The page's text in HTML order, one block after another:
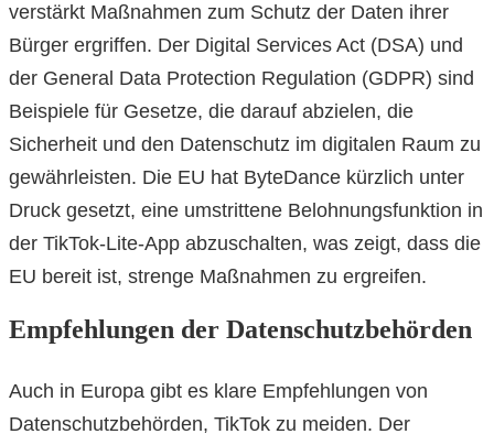
verstärkt Maßnahmen zum Schutz der Daten ihrer
Bürger ergriffen. Der Digital Services Act (DSA) und
der General Data Protection Regulation (GDPR) sind
Beispiele für Gesetze, die darauf abzielen, die
Sicherheit und den Datenschutz im digitalen Raum zu
gewährleisten. Die EU hat ByteDance kürzlich unter
Druck gesetzt, eine umstrittene Belohnungsfunktion in
der TikTok-Lite-App abzuschalten, was zeigt, dass die
EU bereit ist, strenge Maßnahmen zu ergreifen.
Empfehlungen der Datenschutzbehörden
Auch in Europa gibt es klare Empfehlungen von
Datenschutzbehörden, TikTok zu meiden. Der